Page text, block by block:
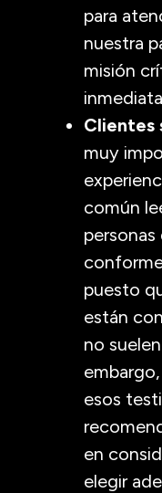
para
nuestra
misión
Clientes
muy
común
puesto
están
no
esos
en
elegir